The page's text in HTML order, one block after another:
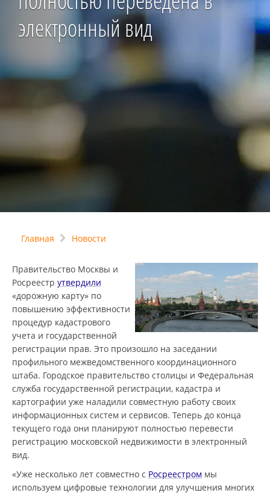
электронный вид
Главная Новости
Правительство Москвы и
Росреестр утвердили
«дорожную карту» по
повышению эффективности
процедур кадастрового
учета и государственной
регистрации прав. Это произошло на заседании
профильного межведомственного координационного
штаба. Городское правительство столицы и Федеральная
служба государственной регистрации, кадастра и
картографии уже наладили совместную работу своих
информационных систем и сервисов. Теперь до конца
текущего года они планируют полностью перевести
регистрацию московской недвижимости в электронный
вид.
«Уже несколько лет совместно с Росреестром мы
используем цифровые технологии для улучшения многих